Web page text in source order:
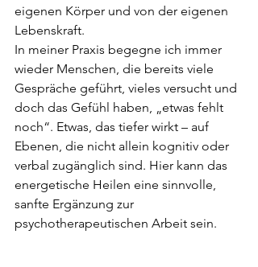
eigenen Körper und von der eigenen
Lebenskraft.
In meiner Praxis begegne ich immer
wieder Menschen, die bereits viele
Gespräche geführt, vieles versucht und
doch das Gefühl haben, „etwas fehlt
noch“. Etwas, das tiefer wirkt – auf
Ebenen, die nicht allein kognitiv oder
verbal zugänglich sind. Hier kann das
energetische Heilen eine sinnvolle,
sanfte Ergänzung zur
psychotherapeutischen Arbeit sein.